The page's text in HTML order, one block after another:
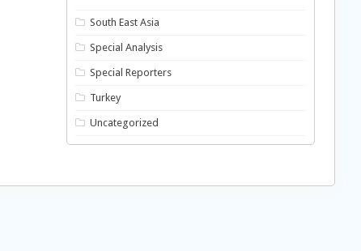
South East Asia
Special Analysis
Special Reporters
Turkey
Uncategorized